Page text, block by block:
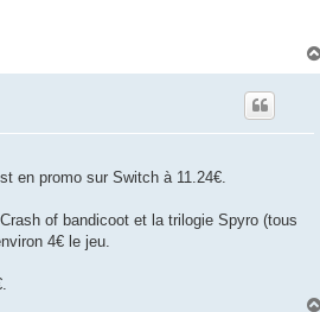
en promo sur Switch à 11.24€.
of bandicoot et la trilogie Spyro (tous
4€ le jeu.